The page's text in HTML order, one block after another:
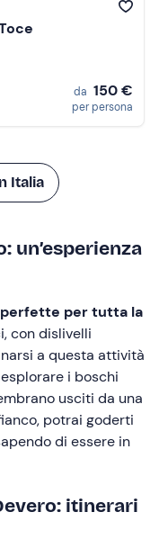
da 150 €
per persona
Italia
un’esperienza
perfette per tutta la
con dislivelli
a questa attività
i boschi
usciti da una
potrai goderti
di essere in
itinerari